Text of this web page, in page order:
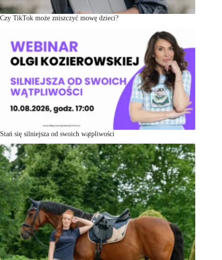
Czy TikTok może zniszczyć mowę dzieci?
Stań się silniejsza od swoich wątpliwości